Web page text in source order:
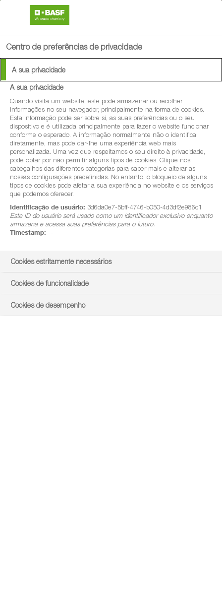
Centro de preferências de privacidade
A sua privacidade
A sua privacidade
Quando visita um website, este pode armazenar ou recolher
informações no seu navegador, principalmente na forma de cookies.
Esta informação pode ser sobre si, as suas preferências ou o seu
dispositivo e é utilizada principalmente para fazer o website funcionar
conforme o esperado. A informação normalmente não o identifica
diretamente, mas pode dar-lhe uma experiência web mais
personalizada. Uma vez que respeitamos o seu direito à privacidade,
pode optar por não permitir alguns tipos de cookies. Clique nos
cabeçalhos das diferentes categorias para saber mais e alterar as
nossas configurações predefinidas. No entanto, o bloqueio de alguns
tipos de cookies pode afetar a sua experiência no website e os serviços
que podemos oferecer.
Identificação de usuário: 3d6da0e7-5bff-4746-b050-4d3df2e986c1
Este ID do usuário será usado como um identificador exclusivo enquanto
armazena e acessa suas preferências para o futuro.
Timestamp: --
Cookies estritamente necessários
Cookies de funcionalidade
Cookies de desempenho